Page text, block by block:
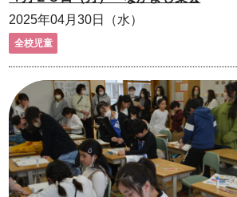
2025年04月30日（水）
全校児童